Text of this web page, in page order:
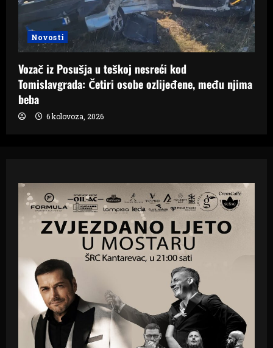
Novosti
Vozač iz Posušja u teškoj nesreći kod
Tomislavgrada: Četiri osobe ozlijeđene, među njima
beba
6 kolovoza, 2026